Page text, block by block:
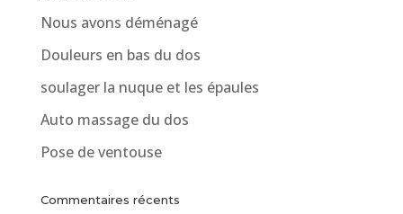
Nous avons déménagé
Douleurs en bas du dos
soulager la nuque et les épaules
Auto massage du dos
Pose de ventouse
Commentaires récents